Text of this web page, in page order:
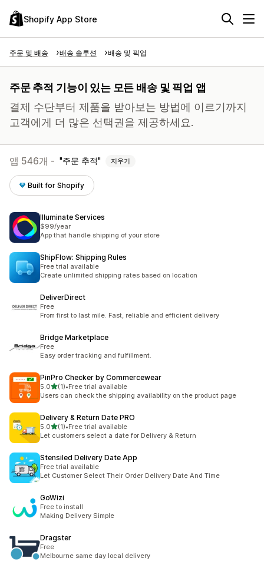
Shopify App Store
주문 및 배송 배송 솔루션 배송 및 픽업
주문 추적 기능이 있는 모든 배송 및 픽업 앱
결제 수단부터 제품을 받아보는 방법에 이르기까지
고객에게 더 많은 선택권을 제공하세요.
앱 546개 - 주문 추적 지우기
Built for Shopify
Illuminate Services
$99/year
App that handle shipping of your store
ShipFlow: Shipping Rules
Free trial available
Create unlimited shipping rates based on location
DeliverDirect
Free
From first to last mile. Fast, reliable and efficient delivery
Bridge Marketplace
Free
Easy order tracking and fulfillment.
PinPro Checker by Commercewear
5.0별 5개 중
(1)
총 리뷰 1개
•Free trial available
Users can check the shipping availability on the product page
Delivery & Return Date PRO
5.0별 5개 중
(1)
총 리뷰 1개
•Free trial available
Let customers select a date for Delivery & Return
Stensiled Delivery Date App
Free trial available
Let Customer Select Their Order Delivery Date And Time
GoWizi
Free to install
Making Delivery Simple
Dragster
Free
Melbourne same day local delivery